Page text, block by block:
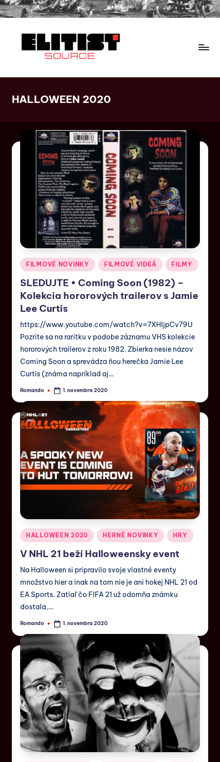
HALLOWEEN 2020
FILMOVÉ NOVINKY FILMOVÉ VIDEÁ FILMY
SLEDUJTE • Coming Soon (1982) –
Kolekcia hororových trailerov s Jamie
Lee Curtis
https://www.youtube.com/watch?v=7XHIjpCv79U
Pozrite sa na raritku v podobe záznamu VHS kolekcie
hororových trailerov z roku 1982. Zbierka nesie názov
Coming Soon a sprevádza ňou herečka Jamie Lee
Curtis (známa napríklad aj…
Romando 1. novembra 2020
HALLOWEEN 2020 HERNÉ NOVINKY HRY
V NHL 21 beží Halloweensky event
Na Halloween si pripravilo svoje vlastné eventy
množstvo hier a inak na tom nie je ani hokej NHL 21 od
EA Sports. Zatiaľ čo FIFA 21 už odomňa známku
dostala,…
Romando 1. novembra 2020